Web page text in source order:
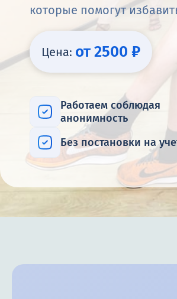
которые помогут
Цена: от 2500 ₽
Работаем соблюдая
анонимность
Без постановки на